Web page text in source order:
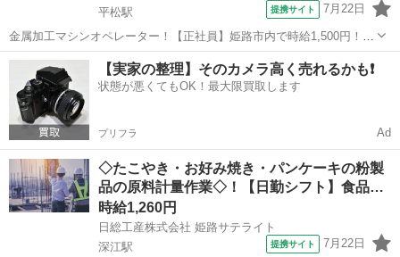
平松駅
提携サイト 7月22日
金属加工マシンオペレーター！【正社員】姫路市内で時給1,500円！資
格を活かせる！！ Point1★時給1500円！月収約30万円！ Point2☆メー
カー正社員登用制度あり！ Point3★創業80年以上の老舗企業！ P...
兵庫 姫路市 平松駅 生産管理
【実家の整理】そのカメラ高く売れるかも❗️
状態が悪くてもOK！最大限買取します
プリフラ Ad
◇たこやき・お好み焼き・パンケーキの粉製
品の原料計量作業◇！【日勤シフト】食品…
時給1,260円
日総工産株式会社 姫路サテライト
深江駅
提携サイト 7月22日